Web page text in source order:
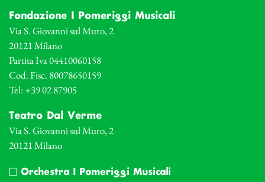
Fondazione I Pomeriggi Musicali
Via S. Giovanni sul Muro, 2
20121 Milano
Partita Iva 04410060158
Cod. Fisc. 80078650159
Tel: +39 02 87905
Teatro Dal Verme
Via S. Giovanni sul Muro, 2
20121 Milano
Orchestra I Pomeriggi Musicali